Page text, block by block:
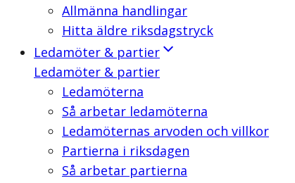
Allmänna handlingar
Hitta äldre riksdagstryck
Ledamöter & partier
Ledamöter & partier
Ledamöterna
Så arbetar ledamöterna
Ledamöternas arvoden och villkor
Partierna i riksdagen
Så arbetar partierna